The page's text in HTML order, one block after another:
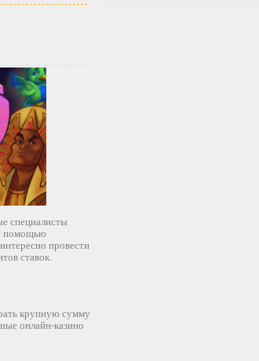
специалисты
помощью
провести
ставок.
крупную сумму
онлайн-казино